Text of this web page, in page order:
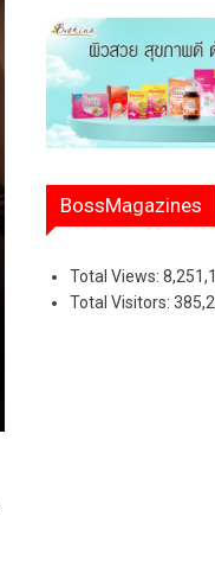
BossMagazines
Total Views:
Total Visitors: